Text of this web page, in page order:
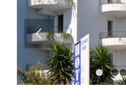
Succ